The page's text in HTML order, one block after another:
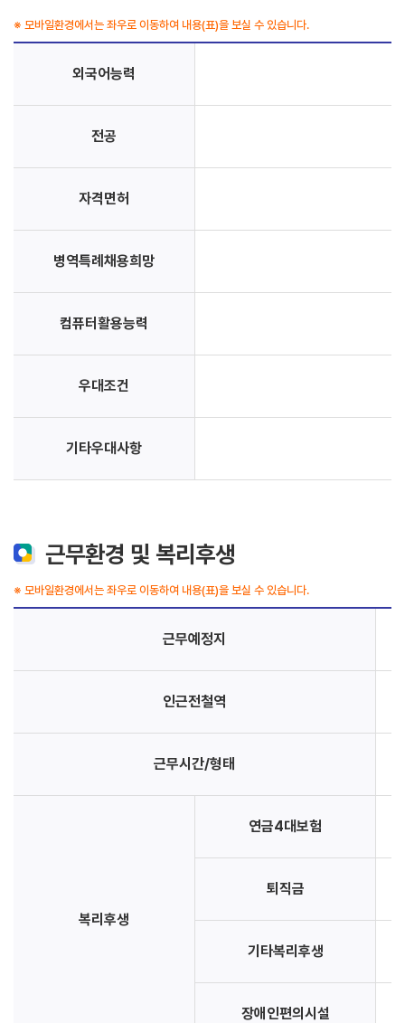
※ 모바일환경에서는 좌우로 이동하여 내용(표)을 보실 수 있습니다.
외국어능력
전공
자격면허
병역특례채용희망
컴퓨터활용능력
우대조건
기타우대사항
근무환경 및 복리후생
※ 모바일환경에서는 좌우로 이동하여 내용(표)을 보실 수 있습니다.
근무예정지
인근전철역
근무시간/형태
복리후생
연금4대보험
퇴직금
기타복리후생
장애인편의시설